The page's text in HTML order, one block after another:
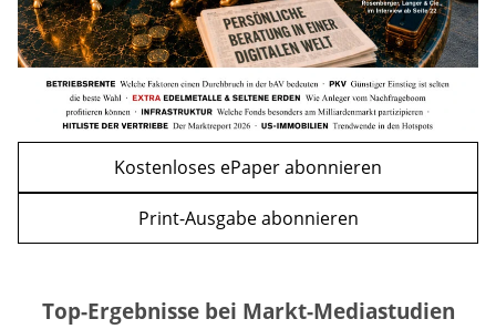
Kostenloses ePaper abonnieren
Print-Ausgabe abonnieren
Top-Ergebnisse bei Markt-Mediastudien